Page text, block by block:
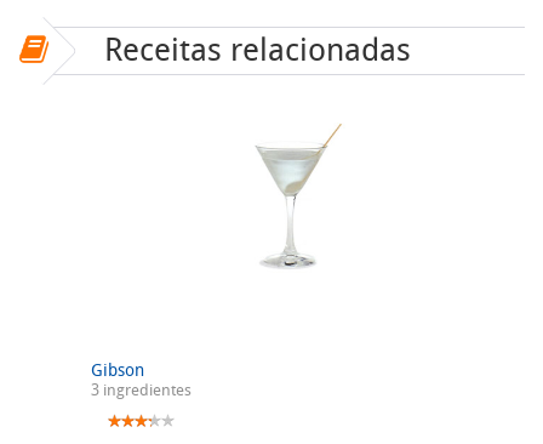
Receitas relacionadas
Gibson
3 ingredientes